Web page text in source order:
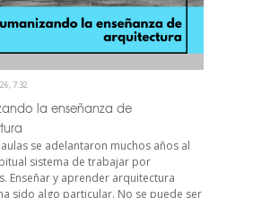
7:32
la enseñanza de
se adelantaron muchos años al
sistema de trabajar por
Enseñar y aprender arquitectura
sido algo particular. No se puede ser